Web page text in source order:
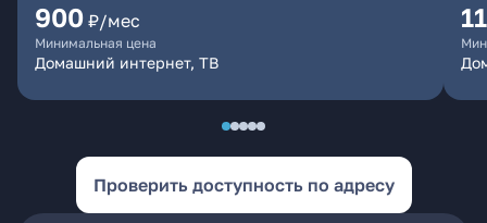
900 ₽/мес
Минимальная цена
Домашний интернет, ТВ
Проверить доступность по адресу